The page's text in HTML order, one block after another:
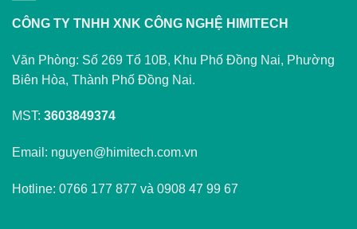
CÔNG TY TNHH XNK CÔNG NGHỆ HIMITECH
Văn Phòng: Số 269 Tổ 10B, Khu Phố Đồng Nai, Phường
Biên Hòa, Thành Phố Đồng Nai.
MST: 3603849374
Email: nguyen@himitech.com.vn
Hotline: 0766 177 877 và 0908 47 99 67